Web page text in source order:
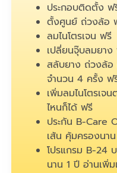
ประกอบติดตั้ง ฟ
ตั้งศูนย์ ถ่วงล้อ
ลมไนโตรเจน ฟรี
เปลี่ยนจุ๊บลมยาง
สลับยาง ถ่วงล้
จำนวน 4 ครั้ง ฟ
เพิ่มลมไนโตรเจ
ไหนก็ได้ ฟรี
ประกัน B-Care
เส้น คุ้มครองนา
โปรแกรม B-24
นาน 1 ปีอ่านเพิ่